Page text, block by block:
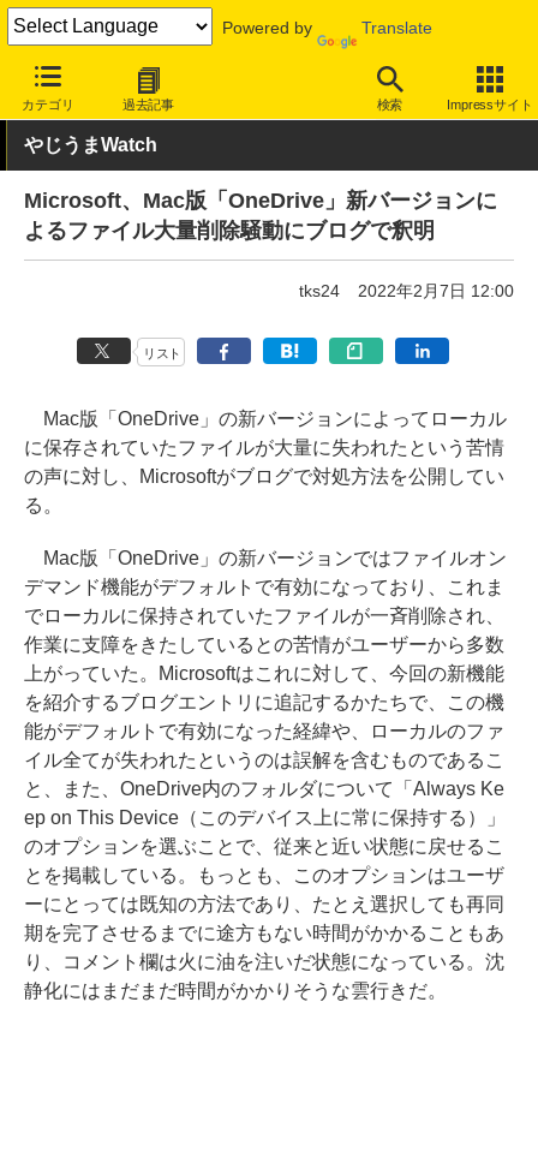
Powered by Translate
カテゴリ 過去記事 検索 Impressサイト
INTERNET Watch トピック
やじうまWatch
Microsoft、Mac版「OneDrive」新バージョンに
よるファイル大量削除騒動にブログで釈明
tks24 2022年2月7日 12:00
リスト
Mac版「OneDrive」の新バージョンによってローカル
に保存されていたファイルが大量に失われたという苦情
の声に対し、Microsoftがブログで対処方法を公開してい
る。
Mac版「OneDrive」の新バージョンではファイルオン
デマンド機能がデフォルトで有効になっており、これま
でローカルに保持されていたファイルが一斉削除され、
作業に支障をきたしているとの苦情がユーザーから多数
上がっていた。Microsoftはこれに対して、今回の新機能
を紹介するブログエントリに追記するかたちで、この機
能がデフォルトで有効になった経緯や、ローカルのファ
イル全てが失われたというのは誤解を含むものであるこ
と、また、OneDrive内のフォルダについて「Always Ke
ep on This Device（このデバイス上に常に保持する）」
のオプションを選ぶことで、従来と近い状態に戻せるこ
とを掲載している。もっとも、このオプションはユーザ
ーにとっては既知の方法であり、たとえ選択しても再同
期を完了させるまでに途方もない時間がかかることもあ
り、コメント欄は火に油を注いだ状態になっている。沈
静化にはまだまだ時間がかかりそうな雲行きだ。